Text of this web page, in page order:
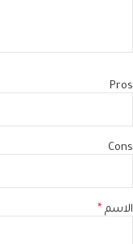
Pros
Cons
الاسم *